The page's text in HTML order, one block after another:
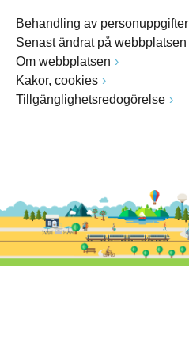
Behandling av personuppgifter
Senast ändrat på webbplatsen
Om webbplatsen
Kakor, cookies
Tillgänglighetsredogörelse